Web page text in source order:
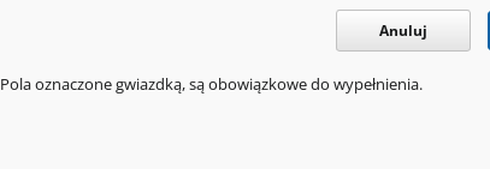
Anuluj
Pola oznaczone gwiazdką, są obowiązkowe do wypełnienia.